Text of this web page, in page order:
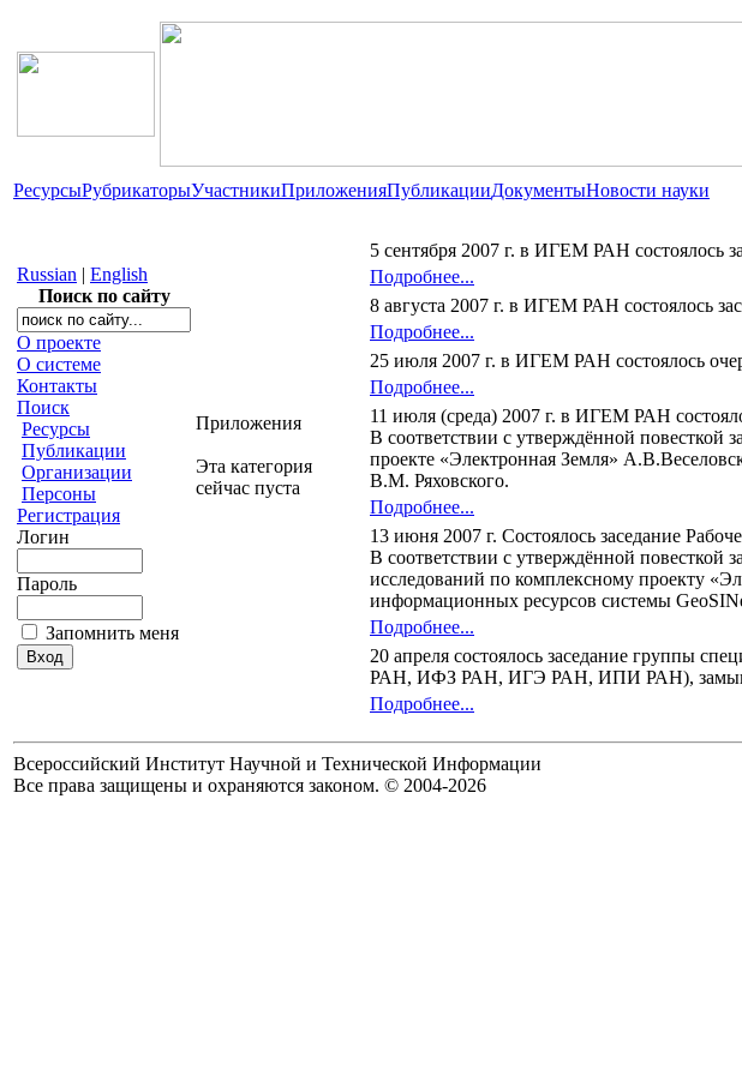
РесурсыРубрикаторыУчастникиПриложенияПубликацииДокументыНовости науки
Russian | English
Поиск по сайту
О проекте
О системе
Контакты
Поиск
Ресурсы
Публикации
Организации
Персоны
Регистрация
Логин
Пароль
Запомнить меня
Приложения
Эта категория
сейчас пуста
5 сентября 2007 г. в ИГЕМ РАН состоялось
Подробнее...
8 августа 2007 г. в ИГЕМ РАН состоялось
Подробнее...
25 июля 2007 г. в ИГЕМ РАН состоялось
Подробнее...
11 июля (среда) 2007 г. в ИГЕМ РАН
В соответствии с утверждённой
проекте «Электронная Земля»
В.М. Ряховского.
Подробнее...
13 июня 2007 г. Состоялось заседание
В соответствии с утверждённой
исследований по комплексному проекту
информационных ресурсов системы
Подробнее...
20 апреля состоялось заседание группы
РАН, ИФЗ РАН, ИГЭ РАН, ИПИ РАН),
Подробнее...
Всероссийский Институт Научной и Технической Информации
Все права защищены и охраняются законом. © 2004-2026